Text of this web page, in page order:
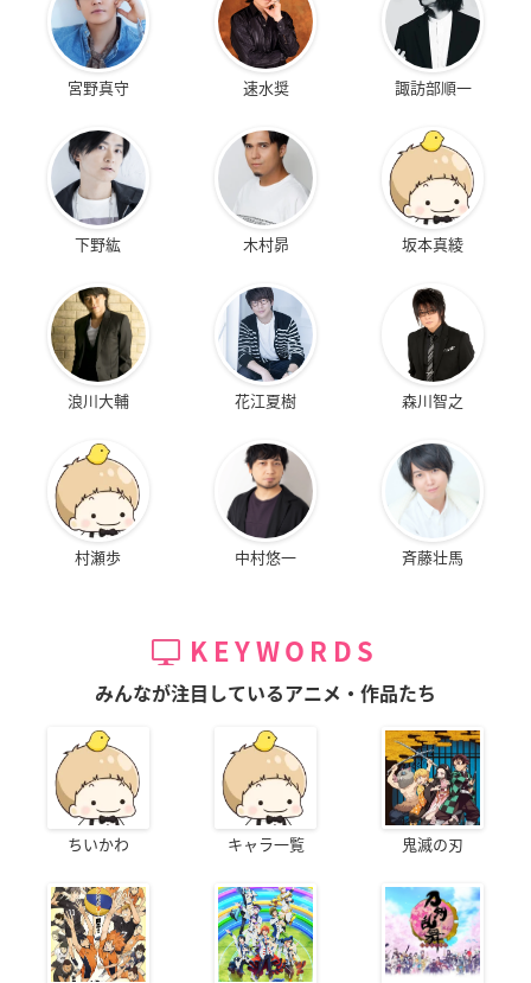
宮野真守 速水奨 諏訪部順一
下野紘 木村昴 坂本真綾
浪川大輔 花江夏樹 森川智之
村瀬歩 中村悠一 斉藤壮馬
KEYWORDS
みんなが注目しているアニメ・作品たち
ちいかわ キャラ一覧 鬼滅の刃